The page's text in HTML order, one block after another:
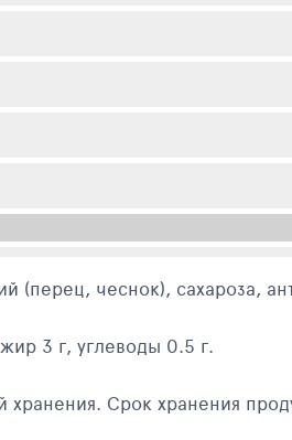
(перец, чеснок), сахароза,
3 г, углеводы 0.5 г.
хранения. Срок хранения